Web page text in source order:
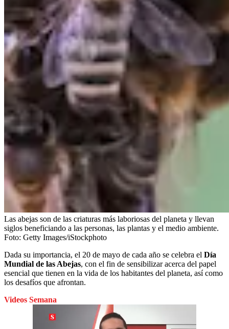
Las abejas son de las criaturas más laboriosas del planeta y llevan
siglos beneficiando a las personas, las plantas y el medio ambiente.
Foto: Getty Images/iStockphoto
Dada su importancia, el 20 de mayo de cada año se celebra el Día
Mundial de las Abejas, con el fin de sensibilizar acerca del papel
esencial que tienen en la vida de los habitantes del planeta, así como
los desafíos que afrontan.
Videos Semana